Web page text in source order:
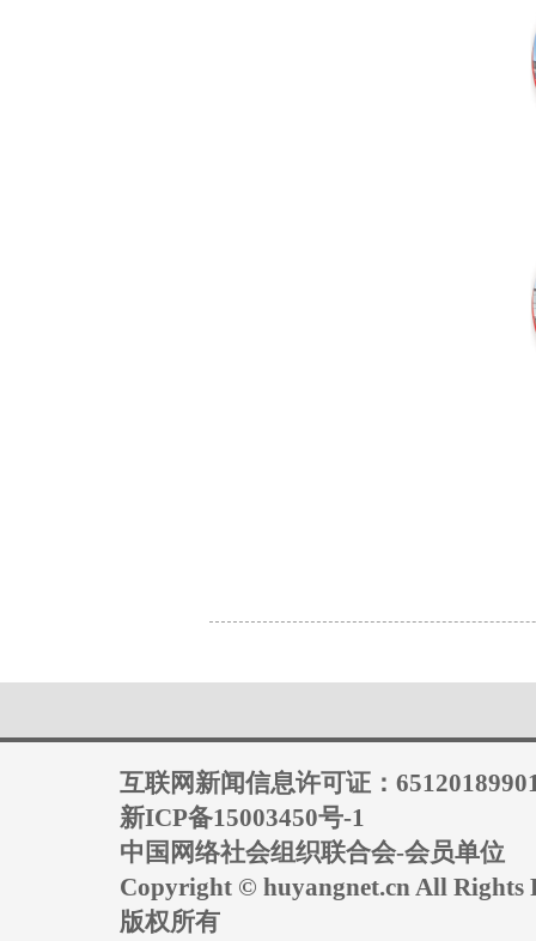
互联网新闻信息许可证：
新ICP备15003450号-1
中国网络社会组织联合会-会员单位
Copyright © huyangnet.cn All Rights
版权所有